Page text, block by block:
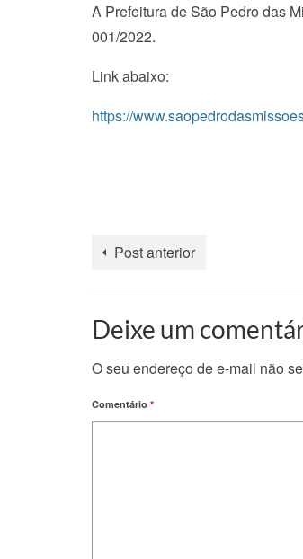
A Prefeitura de São Pedro das
001/2022.
Link abaixo:
https://
Post anterior
Deixe um
O seu endereço de e-mail não
Comentário *